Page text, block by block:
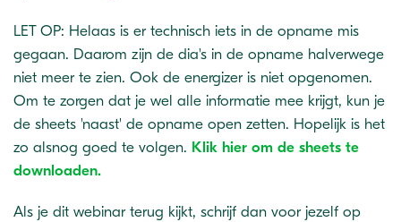
LET OP: Helaas is er technisch iets in de opname mis
gegaan. Daarom zijn de dia's in de opname halverwege
niet meer te zien. Ook de energizer is niet opgenomen.
Om te zorgen dat je wel alle informatie mee krijgt, kun je
de sheets 'naast' de opname open zetten. Hopelijk is het
zo alsnog goed te volgen. Klik hier om de sheets te
downloaden.
Als je dit webinar terug kijkt, schrijf dan voor jezelf op